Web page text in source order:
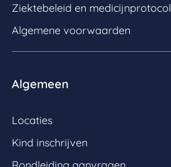
Ziektebeleid en medicijnprotocol
Algemene voorwaarden
Algemeen
Locaties
Kind inschrijven